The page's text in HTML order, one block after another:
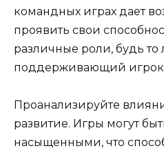
командных играх дает
проявить свои
различные роли, будь
поддерживающий
Проанализируйте
развитие. Игры могут
насыщенными, что